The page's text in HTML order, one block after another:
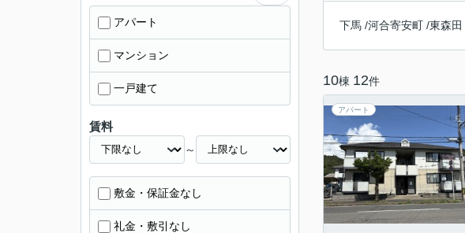
下馬 /河合寄安町 /東森田
10棟 12件
アパート
アパート
マンション
一戸建て
賃料
～
敷金・保証金なし
礼金・敷引なし